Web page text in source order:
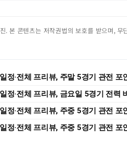
본 콘텐츠는 저작권법의 보호를 받으며, 무
정·전체 프리뷰, 주말 5경기 관전 포
정·전체 프리뷰, 금요일 5경기 전력
정·전체 프리뷰, 주중 5경기 관전 포
정·전체 프리뷰, 주중 5경기 관전 포